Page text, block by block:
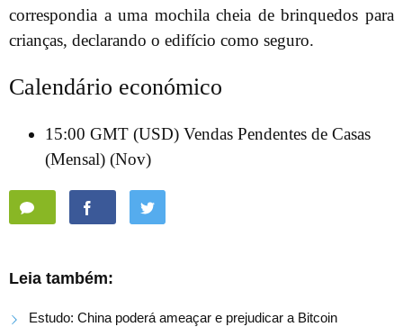
correspondia a uma mochila cheia de brinquedos para
crianças, declarando o edifício como seguro.
Calendário económico
15:00 GMT (USD) Vendas Pendentes de Casas
(Mensal) (Nov)
Leia também:
Estudo: China poderá ameaçar e prejudicar a Bitcoin